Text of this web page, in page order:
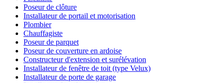
Poseur de clôture
Installateur de portail et motorisation
Plombier
Chauffagiste
Poseur de parquet
Poseur de couverture en ardoise
Constructeur d'extension et surélévation
Installateur de fenêtre de toit (type Velux)
Installateur de porte de garage